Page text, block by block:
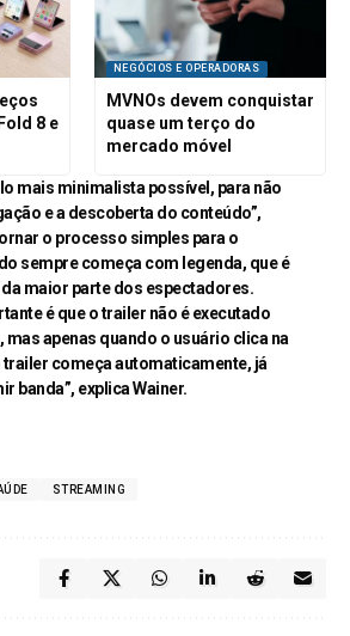
8 e
NEGÓCIOS E OPERADORAS
MVNOs devem conquistar
quase um terço do
mercado móvel
mais minimalista possível, para não
e a descoberta do conteúdo”,
o processo simples para o
sempre começa com legenda, que é
maior parte dos espectadores.
é que o trailer não é executado
apenas quando o usuário clica na
trailer começa automaticamente, já
banda”, explica Wainer.
STREAMING